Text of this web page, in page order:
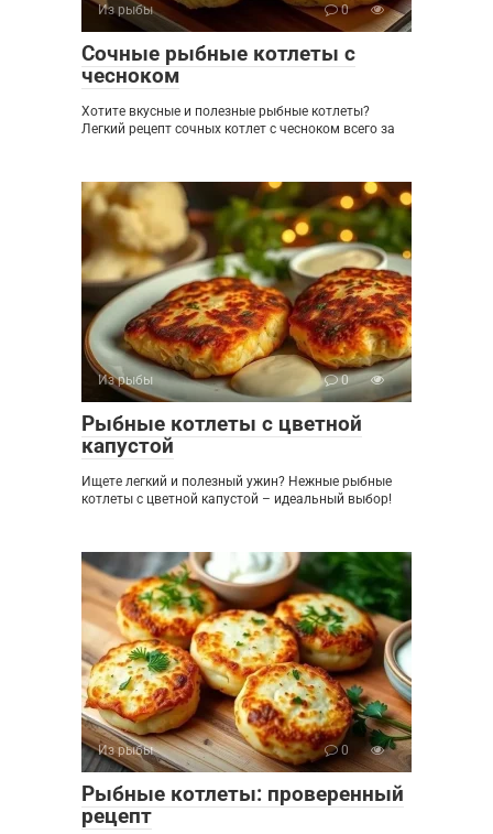
Из рыбы 0
Сочные рыбные котлеты с
чесноком
Хотите вкусные и полезные рыбные котлеты?
Легкий рецепт сочных котлет с чесноком всего за
Из рыбы 0
Рыбные котлеты с цветной
капустой
Ищете легкий и полезный ужин? Нежные рыбные
котлеты с цветной капустой – идеальный выбор!
Из рыбы 0
Рыбные котлеты: проверенный
рецепт